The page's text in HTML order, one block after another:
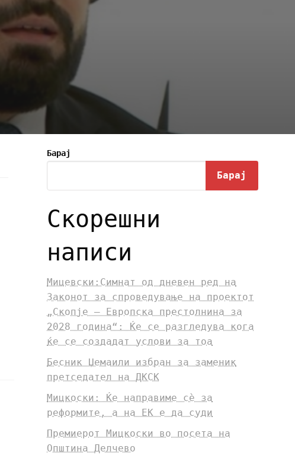
Барај
Барај
Скорешни
написи
Мицевски:Симнат од дневен ред на
Законот за спроведување на проектот
„Скопје – Европска престолнина за
2028 година“: Ќе се разгледува кога
ќе се создадат услови за тоа
Бесник Џемаили избран за заменик
претседател на ДКСК
Мицкоски: Ќе направиме сè за
реформите, а на ЕК е да суди
Премиерот Мицкоски во посета на
Општина Делчево